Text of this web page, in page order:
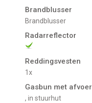
Brandblusser
Brandblusser
Radarreflector
Reddingsvesten
1x
Gasbun met afvoer
, in stuurhut